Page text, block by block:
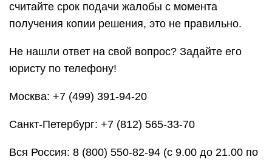
считайте срок подачи жалобы с момента
получения копии решения, это не правильно.
Не нашли ответ на свой вопрос? Задайте его
юристу по телефону!
Москва: +7 (499) 391-94-20
Санкт-Петербург: +7 (812) 565-33-70
Вся Россия: 8 (800) 550-82-94 (с 9.00 до 21.00 по